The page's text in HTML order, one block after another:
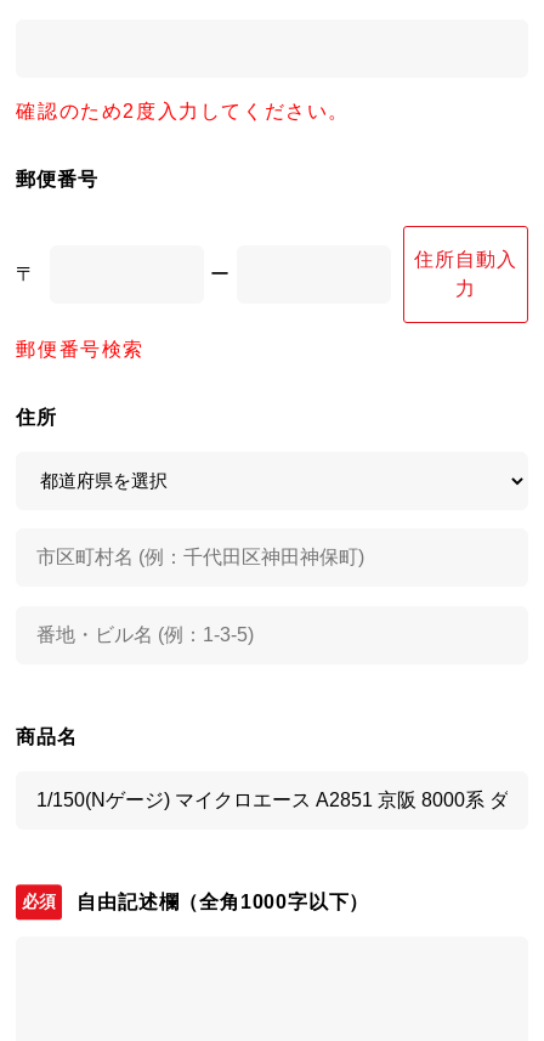
確認のため2度入力してください。
郵便番号
〒 ー
住所自動入
力
郵便番号検索
住所
商品名
自由記述欄 （全角1000字以下）